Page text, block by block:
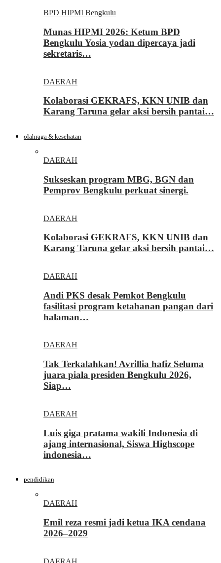
BPD HIPMI Bengkulu
Munas HIPMI 2026: Ketum BPD
Bengkulu Yosia yodan dipercaya jadi
sekretaris…
DAERAH
Kolaborasi GEKRAFS, KKN UNIB dan
Karang Taruna gelar aksi bersih pantai…
olahraga & kesehatan
DAERAH
Sukseskan program MBG, BGN dan
Pemprov Bengkulu perkuat sinergi.
DAERAH
Kolaborasi GEKRAFS, KKN UNIB dan
Karang Taruna gelar aksi bersih pantai…
DAERAH
Andi PKS desak Pemkot Bengkulu
fasilitasi program ketahanan pangan dari
halaman…
DAERAH
Tak Terkalahkan! Avrillia hafiz Seluma
juara piala presiden Bengkulu 2026,
Siap…
DAERAH
Luis giga pratama wakili Indonesia di
ajang internasional, Siswa Highscope
indonesia…
pendidikan
DAERAH
Emil reza resmi jadi ketua IKA cendana
2026–2029
DAERAH